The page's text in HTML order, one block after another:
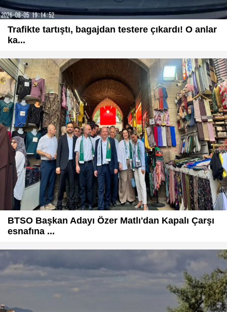
Trafikte tartıştı, bagajdan testere çıkardı! O anlar
ka...
BTSO Başkan Adayı Özer Matlı'dan Kapalı Çarşı
esnafına ...